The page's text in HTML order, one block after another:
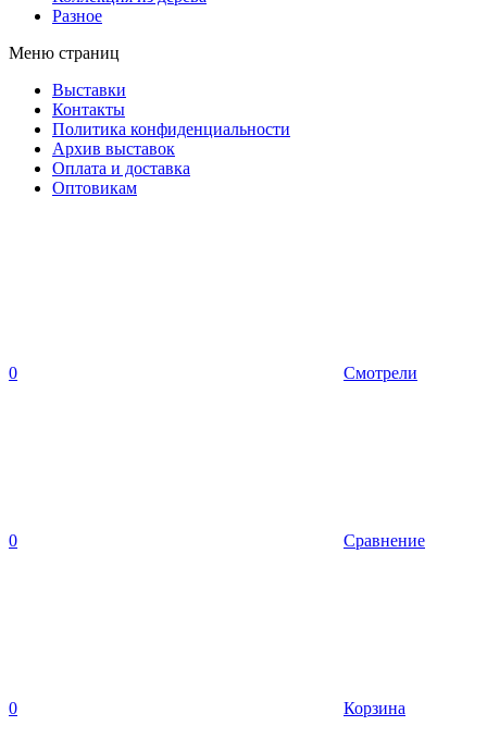
Разное
Меню страниц
Выставки
Контакты
Политика конфиденциальности
Архив выставок
Оплата и доставка
Оптовикам
0 Смотрели
0 Сравнение
0 Корзина